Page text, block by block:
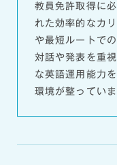
教員免許取得に
れた効率的なカ
や最短ルートで
対話や発表を重
な英語運用能力
環境が整っていま